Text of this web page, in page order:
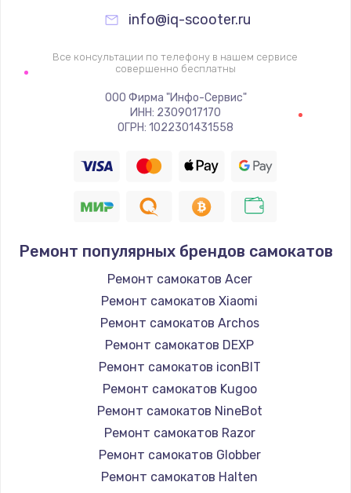
info@iq-scooter.ru
Все консультации по телефону в нашем сервисе
совершенно бесплатны
ООО Фирма "Инфо-Сервис"
ИНН: 2309017170
ОГРН: 1022301431558
Ремонт популярных брендов самокатов
Ремонт самокатов Acer
Ремонт самокатов Xiaomi
Ремонт самокатов Archos
Ремонт самокатов DEXP
Ремонт самокатов iconBIT
Ремонт самокатов Kugoo
Ремонт самокатов NineBot
Ремонт самокатов Razor
Ремонт самокатов Globber
Ремонт самокатов Halten